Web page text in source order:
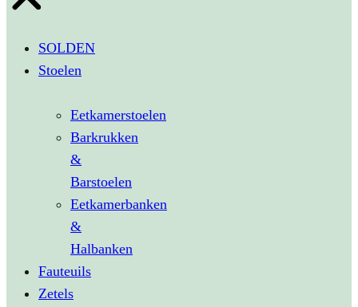
SOLDEN
Stoelen
Eetkamerstoelen
Barkrukken
&
Barstoelen
Eetkamerbanken
&
Halbanken
Fauteuils
Zetels